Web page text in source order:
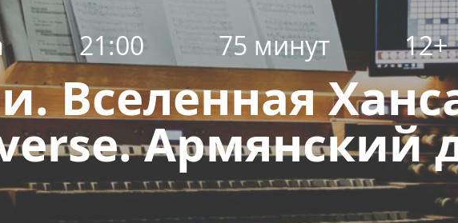
21:00 75 минут 12+
Вселенная
Армянский